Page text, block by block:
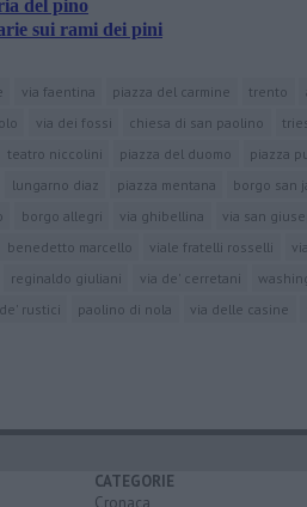
del pino
sui rami dei pini
via faentina piazza del carmine trento
via dei fossi chiesa di san paolino
teatro niccolini piazza del duomo piazza
lungarno diaz piazza mentana borgo san
borgo allegri via ghibellina via san
benedetto marcello viale fratelli rosselli
reginaldo giuliani via de' cerretani
rustici paolino di nola via delle casine
CATEGORIE
Cronaca